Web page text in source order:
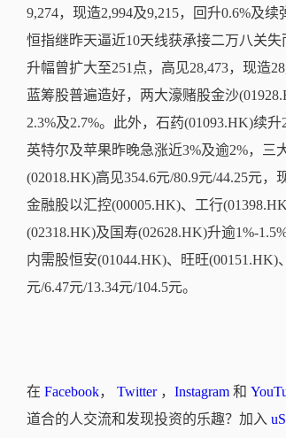
9,274，现造2,994及9,215，回升0.6%及续
恒指继昨天逼近10天线获承接二万八关失
升幅曾扩大至251点，高见28,473，现造
蓝筹股普遍造好，两大濠赌股金沙
2.3%及2.7%。此外，石药(01093.HK)续升
英特尔及苹果昨晚急涨近3%及逾2%，三
(02018.HK)高见354.6元/80.9元/44.25元，
金融股以汇控(00005.HK)、工行
(02318.HK)及国寿(02628.HK)升逾1%-
内需股恒安(01044.HK)、旺旺(00151.HK)
元/6.47元/13.34元/104.5元。
在 Facebook， Twitter， Instagram 和
道合的人交流和发现投资的乐趣？加入